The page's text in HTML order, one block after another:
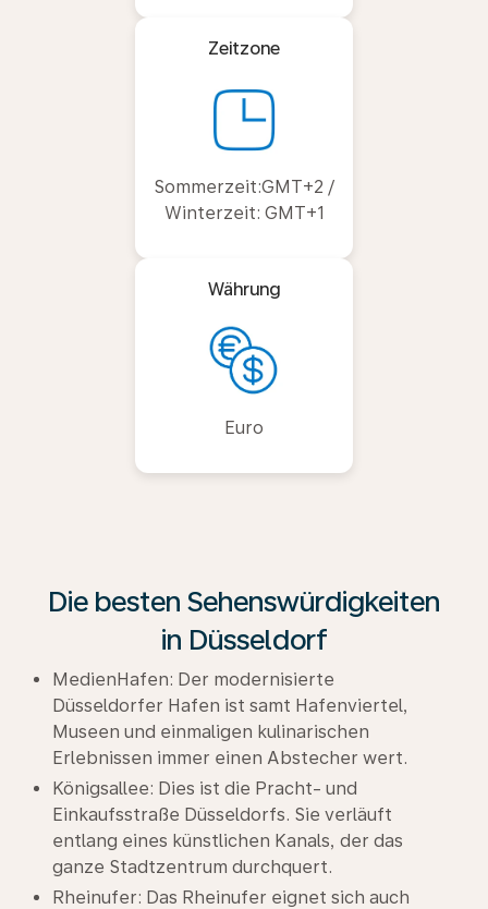
Zeitzone
Sommerzeit:GMT+2 /
Winterzeit: GMT+1
Währung
Euro
Die besten Sehenswürdigkeiten
in Düsseldorf
MedienHafen: Der modernisierte
Düsseldorfer Hafen ist samt Hafenviertel,
Museen und einmaligen kulinarischen
Erlebnissen immer einen Abstecher wert.
Königsallee: Dies ist die Pracht- und
Einkaufsstraße Düsseldorfs. Sie verläuft
entlang eines künstlichen Kanals, der das
ganze Stadtzentrum durchquert.
Rheinufer: Das Rheinufer eignet sich auch